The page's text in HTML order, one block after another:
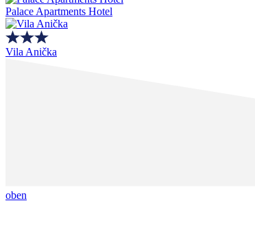
Palace Apartments Hotel
Vila Anička
oben